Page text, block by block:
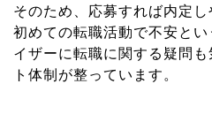
そのため、応募すれば内定し
初めての転職活動で不安と
イザーに転職に関する疑問
ト体制が整っています。